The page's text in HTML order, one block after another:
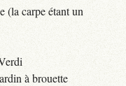
(la carpe étant un
à brouette